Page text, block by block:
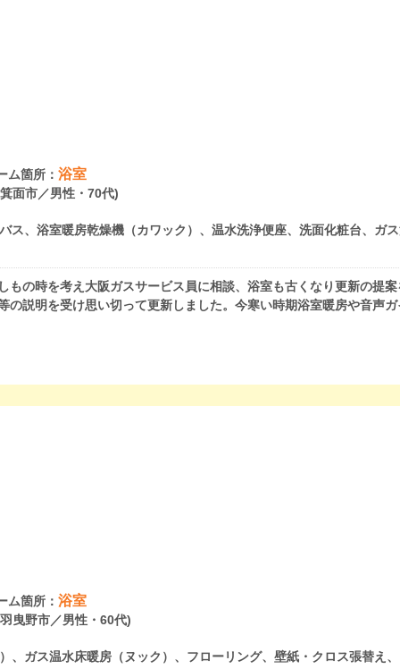
ム箇所：浴室
面市／男性・70代)
ス、浴室暖房乾燥機（カワック）、温水洗浄便座、洗面化粧台、ガ
の時を考え大阪ガスサービス員に相談、浴室も古くなり更新の提
説明を受け思い切って更新しました。今寒い時期浴室暖房や音声
ム箇所：浴室
曳野市／男性・60代)
、ガス温水床暖房（ヌック）、フローリング、壁紙・クロス張替え